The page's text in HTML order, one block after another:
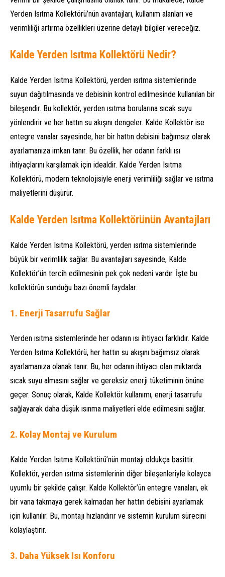
Yerden Isıtma Kollektörü’nün avantajları, kullanım alanları ve
verimliliği artırma özellikleri üzerine detaylı bilgiler vereceğiz.
Kalde Yerden Isıtma Kollektörü Nedir?
Kalde Yerden Isıtma Kollektörü, yerden ısıtma sistemlerinde
suyun dağıtılmasında ve debisinin kontrol edilmesinde kullanılan bir
bileşendir. Bu kollektör, yerden ısıtma borularına sıcak suyu
yönlendirir ve her hattın su akışını dengeler. Kalde Kollektör ise
entegre vanalar sayesinde, her bir hattın debisini bağımsız olarak
ayarlamanıza imkan tanır. Bu özellik, her odanın farklı ısı
ihtiyaçlarını karşılamak için idealdir. Kalde Yerden Isıtma
Kollektörü, modern teknolojisiyle enerji verimliliği sağlar ve ısıtma
maliyetlerini düşürür.
Kalde Yerden Isıtma Kollektörünün Avantajları
Kalde Yerden Isıtma Kollektörü, yerden ısıtma sistemlerinde
büyük bir verimlilik sağlar. Bu avantajları sayesinde, Kalde
Kollektör’ün tercih edilmesinin pek çok nedeni vardır. İşte bu
kollektörün sunduğu bazı önemli faydalar:
1. Enerji Tasarrufu Sağlar
Yerden ısıtma sistemlerinde her odanın ısı ihtiyacı farklıdır. Kalde
Yerden Isıtma Kollektörü, her hattın su akışını bağımsız olarak
ayarlamanıza olanak tanır. Bu, her odanın ihtiyacı olan miktarda
sıcak suyu almasını sağlar ve gereksiz enerji tüketiminin önüne
geçer. Sonuç olarak, Kalde Kollektör kullanımı, enerji tasarrufu
sağlayarak daha düşük ısınma maliyetleri elde edilmesini sağlar.
2. Kolay Montaj ve Kurulum
Kalde Yerden Isıtma Kollektörü’nün montajı oldukça basittir.
Kollektör, yerden ısıtma sistemlerinin diğer bileşenleriyle kolayca
uyumlu bir şekilde çalışır. Kalde Kollektör’ün entegre vanaları, ek
bir vana takmaya gerek kalmadan her hattın debisini ayarlamak
için kullanılır. Bu, montajı hızlandırır ve sistemin kurulum sürecini
kolaylaştırır.
3. Daha Yüksek Isı Konforu